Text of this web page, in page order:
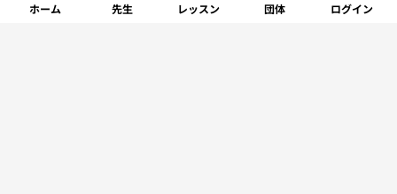
ホーム 先生 レッスン 団体 ログイン